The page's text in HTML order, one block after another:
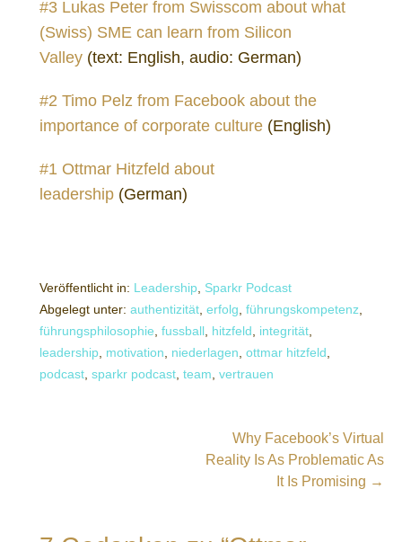
#3 Lukas Peter from Swisscom about what
(Swiss) SME can learn from Silicon
Valley (text: English, audio: German)
#2 Timo Pelz from Facebook about the
importance of corporate culture (English)
#1 Ottmar Hitzfeld about
leadership (German)
Veröffentlicht in: Leadership Sparkr Podcast
Abgelegt unter: authentizität erfolg führungskompetenz
führungsphilosophie fussball hitzfeld integrität
leadership motivation niederlagen ottmar hitzfeld
podcast sparkr podcast team vertrauen
Why Facebook’s Virtual
Reality Is As Problematic As
It Is Promising →